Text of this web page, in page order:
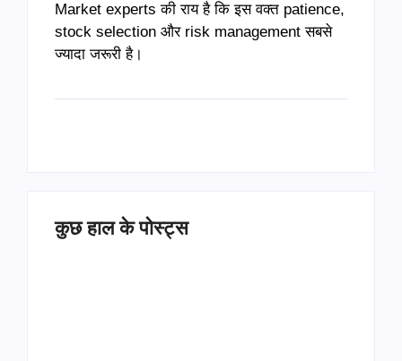
Market experts की राय है कि इस वक्त patience,
stock selection और risk management सबसे
ज्यादा जरूरी है।
कुछ हाल के पोस्ट्स